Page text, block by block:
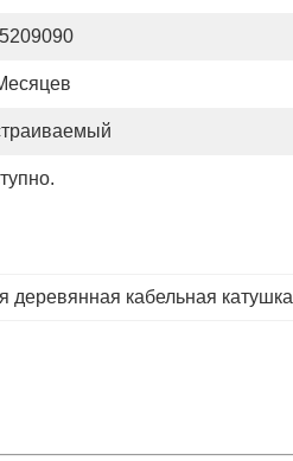
деревянная кабельная катушка